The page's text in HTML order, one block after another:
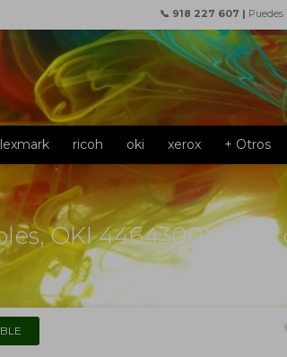
📞 918 227 607 | Puedes
lexmark ricoh oki xerox + Otros
OKI 4464300X